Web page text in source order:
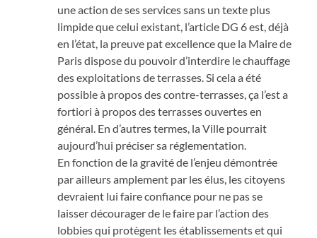
une action de ses services sans un texte plus
limpide que celui existant, l’article DG 6 est, déjà
en l’état, la preuve pat excellence que la Maire de
Paris dispose du pouvoir d’interdire le chauffage
des exploitations de terrasses. Si cela a été
possible à propos des contre-terrasses, ça l’est a
fortiori à propos des terrasses ouvertes en
général. En d’autres termes, la Ville pourrait
aujourd’hui préciser sa réglementation.
En fonction de la gravité de l’enjeu démontrée
par ailleurs amplement par les élus, les citoyens
devraient lui faire confiance pour ne pas se
laisser décourager de le faire par l’action des
lobbies qui protègent les établissements et qui